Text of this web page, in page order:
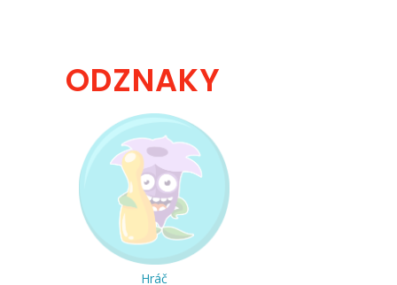
ODZNAKY
Hráč